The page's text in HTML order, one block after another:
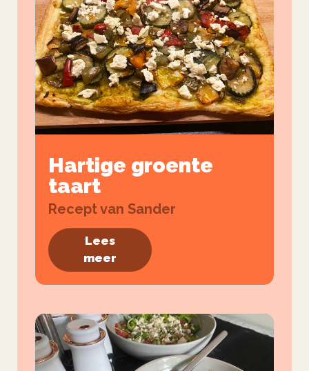
Hartige groente
taart
Recept van Sander
Lees
meer